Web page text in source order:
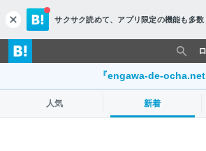
c
l
o
s
サクサク読めて、 アプリ限定の機能も多数
『engawa-de-ocha.net
人気 新着